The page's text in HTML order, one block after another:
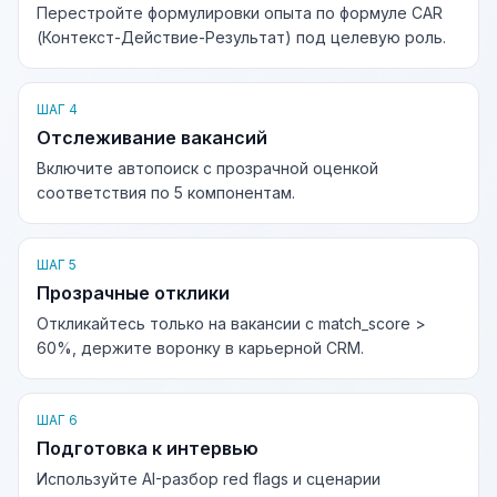
Перестройте формулировки опыта по формуле CAR
(Контекст-Действие-Результат) под целевую роль.
ШАГ 4
Отслеживание вакансий
Включите автопоиск с прозрачной оценкой
соответствия по 5 компонентам.
ШАГ 5
Прозрачные отклики
Откликайтесь только на вакансии с match_score >
60%, держите воронку в карьерной CRM.
ШАГ 6
Подготовка к интервью
Используйте AI-разбор red flags и сценарии